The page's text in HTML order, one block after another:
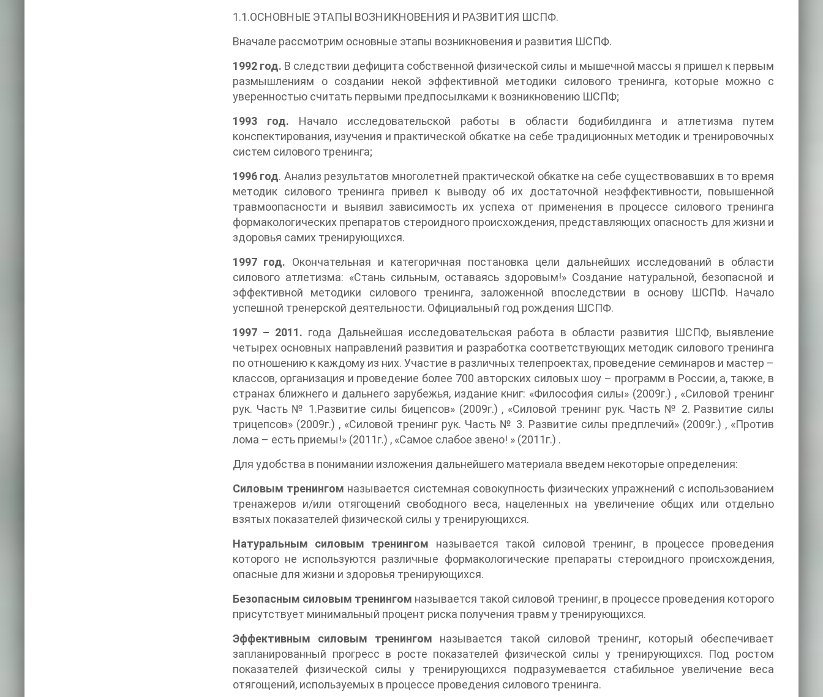
1.1.ОСНОВНЫЕ ЭТАПЫ ВОЗНИКНОВЕНИЯ И РАЗВИТИЯ ШСПФ.
Вначале рассмотрим основные этапы возникновения и развития ШСПФ.
1992 год. В следствии дефицита собственной физической силы и мышечной массы я пришел к первым
размышлениям о создании некой эффективной методики силового тренинга, которые можно с
уверенностью считать первыми предпосылками к возникновению ШСПФ;
1993 год. Начало исследовательской работы в области бодибилдинга и атлетизма путем
конспектирования, изучения и практической обкатке на себе традиционных методик и тренировочных
систем силового тренинга;
1996 год. Анализ результатов многолетней практической обкатке на себе существовавших в то время
методик силового тренинга привел к выводу об их достаточной неэффективности, повышенной
травмоопасности и выявил зависимость их успеха от применения в процессе силового тренинга
формакологических препаратов стероидного происхождения, представляющих опасность для жизни и
здоровья самих тренирующихся.
1997 год. Окончательная и категоричная постановка цели дальнейших исследований в области
силового атлетизма: «Стань сильным, оставаясь здоровым!» Создание натуральной, безопасной и
эффективной методики силового тренинга, заложенной впоследствии в основу ШСПФ. Начало
успешной тренерской деятельности. Официальный год рождения ШСПФ.
1997 – 2011. года Дальнейшая исследовательская работа в области развития ШСПФ, выявление
четырех основных направлений развития и разработка соответствующих методик силового тренинга
по отношению к каждому из них. Участие в различных телепроектах, проведение семинаров и мастер –
классов, организация и проведение более 700 авторских силовых шоу – программ в России, а, также, в
странах ближнего и дальнего зарубежья, издание книг: «Философия силы» (2009г.) , «Силовой тренинг
рук. Часть № 1.Развитие силы бицепсов» (2009г.) , «Силовой тренинг рук. Часть № 2. Развитие силы
трицепсов» (2009г.) , «Силовой тренинг рук. Часть № 3. Развитие силы предплечий» (2009г.) , «Против
лома – есть приемы!» (2011г.) , «Самое слабое звено! » (2011г.) .
Для удобства в понимании изложения дальнейшего материала введем некоторые определения:
Силовым тренингом называется системная совокупность физических упражнений с использованием
тренажеров и/или отягощений свободного веса, нацеленных на увеличение общих или отдельно
взятых показателей физической силы у тренирующихся.
Натуральным силовым тренингом называется такой силовой тренинг, в процессе проведения
которого не используются различные формакологические препараты стероидного происхождения,
опасные для жизни и здоровья тренирующихся.
Безопасным силовым тренингом называется такой силовой тренинг, в процессе проведения которого
присутствует минимальный процент риска получения травм у тренирующихся.
Эффективным силовым тренингом называется такой силовой тренинг, который обеспечивает
запланированный прогресс в росте показателей физической силы у тренирующихся. Под ростом
показателей физической силы у тренирующихся подразумевается стабильное увеличение веса
отягощений, используемых в процессе проведения силового тренинга.